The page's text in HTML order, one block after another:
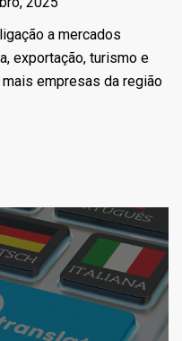
a mercados
exportação, turismo e
empresas da região